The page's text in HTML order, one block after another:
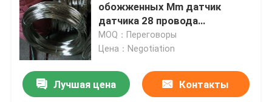
О Компании
Контакты
Продукция
обожженных Mm датчик
датчика 28 провода
нержавеющей стали 19
MOQ：Переговоры
Цена：Negotiation
Лучшая цена Контакты